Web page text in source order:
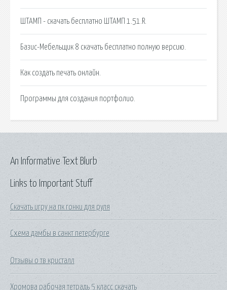
ШТАМП - скачать бесплатно ШТАМП 1.51.R.
Базис-Мебельщик 8 скачать бесплатно полную версию.
Как создать печать онлайн.
Программы для создания портфолио.
Links to Important Stuff
Скачать игру на пк гонки для руля
Схема дамбы в санкт петербурге
Отзывы о тв кристалл
Хромова рабочая тетрадь 5 класс скачать
An Informative Text Blurb